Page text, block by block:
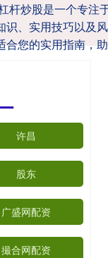
杆炒股是一个专注
识、实用技巧以及
合您的实用指南，
许昌
股东
广盛网配资
撮合网配资